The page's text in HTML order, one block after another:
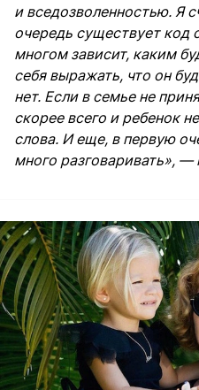
и вседозволенностью. Я
очередь существует код
многом зависит, каким
себя выражать, что он
нет. Если в семье не
скорее всего и ребенок
слова. И еще, в первую
много разговаривать»,